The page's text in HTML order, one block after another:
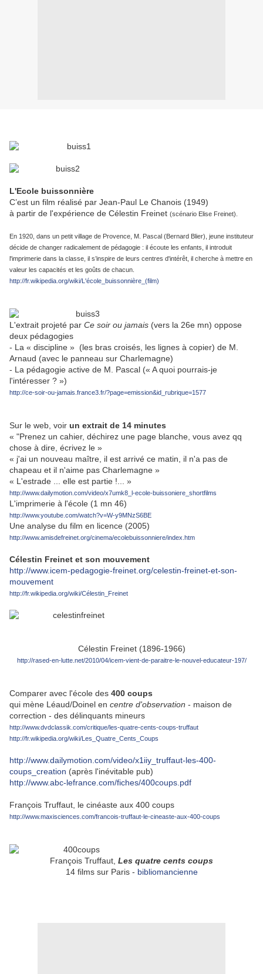
L'Ecole buissonnière
C’est un film réalisé par Jean-Paul Le Chanois (1949)
à partir de l'expérience de Célestin Freinet (scénario Elise Freinet).
En 1920, dans un petit village de Provence, M. Pascal (Bernard Blier), jeune instituteur
décide de changer radicalement de pédagogie : il écoute les enfants, il introduit
l'imprimerie dans la classe, il s’inspire de leurs centres d'intérêt, il cherche à mettre en
valeur les capacités et les goûts de chacun.
http://fr.wikipedia.org/wiki/L'école_buissonnière_(film)
L'extrait projeté par Ce soir ou jamais (vers la 26e mn) oppose
deux pédagogies
- La « discipline » (les bras croisés, les lignes à copier) de M.
Arnaud (avec le panneau sur Charlemagne)
- La pédagogie active de M. Pascal (« A quoi pourrais-je
l'intéresser ? »)
http://ce-soir-ou-jamais.france3.fr/?page=emission&id_rubrique=1577
Sur le web, voir un extrait de 14 minutes
« "Prenez un cahier, déchirez une page blanche, vous avez qq
chose à dire, écrivez le »
« j'ai un nouveau maître, il est arrivé ce matin, il n'a pas de
chapeau et il n'aime pas Charlemagne »
« L'estrade ... elle est partie !... »
http://www.dailymotion.com/video/x7umk8_l-ecole-buissoniere_shortfilms
L'imprimerie à l'école (1 mn 46)
http://www.youtube.com/watch?v=W-y9MNzS6BE
Une analyse du film en licence (2005)
http://www.amisdefreinet.org/cinema/ecolebuissonniere/index.htm
Célestin Freinet et son mouvement
http://www.icem-pedagogie-freinet.org/celestin-freinet-et-son-
mouvement
http://fr.wikipedia.org/wiki/Célestin_Freinet
Célestin Freinet (1896-1966)
http://rased-en-lutte.net/2010/04/icem-vient-de-paraitre-le-nouvel-educateur-197/
Comparer avec l'école des 400 coups
qui mène Léaud/Doinel en centre d'observation - maison de
correction - des délinquants mineurs
http://www.dvdclassik.com/critique/les-quatre-cents-coups-truffaut
http://fr.wikipedia.org/wiki/Les_Quatre_Cents_Coups
http://www.dailymotion.com/video/x1iiy_truffaut-les-400-
coups_creation (après l'inévitable pub)
http://www.abc-lefrance.com/fiches/400coups.pdf
François Truffaut, le cinéaste aux 400 coups
http://www.maxisciences.com/francois-truffaut-le-cineaste-aux-400-coups
François Truffaut, Les quatre cents coups
14 films sur Paris - bibliomancienne